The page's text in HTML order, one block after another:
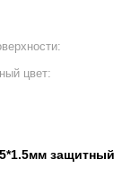
цвет:
защитный